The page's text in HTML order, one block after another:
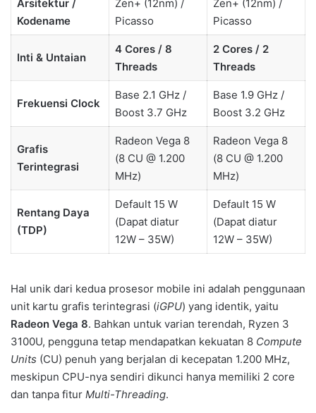
Arsitektur /
Kodename
Zen+ (12nm) /
Picasso
Zen+ (12nm) /
Picasso
Inti & Untaian
4 Cores / 8
Threads
2 Cores / 2
Threads
Frekuensi Clock
Base 2.1 GHz /
Boost 3.7 GHz
Base 1.9 GHz /
Boost 3.2 GHz
Grafis
Terintegrasi
Radeon Vega 8
(8 CU @ 1.200
MHz)
Radeon Vega 8
(8 CU @ 1.200
MHz)
Rentang Daya
(TDP)
Default 15 W
(Dapat diatur
12W – 35W)
Default 15 W
(Dapat diatur
12W – 35W)
Hal unik dari kedua prosesor mobile ini adalah penggunaan
unit kartu grafis terintegrasi (iGPU) yang identik, yaitu
Radeon Vega 8. Bahkan untuk varian terendah, Ryzen 3
3100U, pengguna tetap mendapatkan kekuatan 8 Compute
Units (CU) penuh yang berjalan di kecepatan 1.200 MHz,
meskipun CPU-nya sendiri dikunci hanya memiliki 2 core
dan tanpa fitur Multi-Threading.